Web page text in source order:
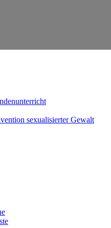
sexualisierter Gewalt